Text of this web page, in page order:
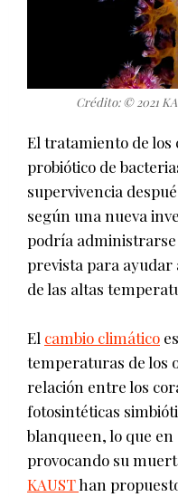
Crédito: © 2021
El tratamiento de los
probiótico de
supervivencia
según una nueva
podría administrarse
prevista para ayudar
de las altas
El cambio climático
temperaturas de los
relación entre los
fotosintéticas
blanqueen, lo que en
provocando su
KAUSThan